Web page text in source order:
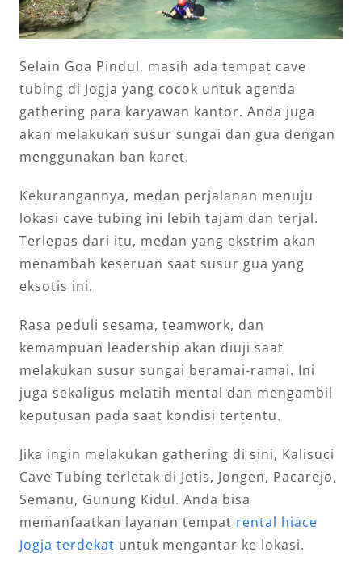
Selain Goa Pindul, masih ada tempat cave
tubing di Jogja yang cocok untuk agenda
gathering para karyawan kantor. Anda juga
akan melakukan susur sungai dan gua dengan
menggunakan ban karet.
Kekurangannya, medan perjalanan menuju
lokasi cave tubing ini lebih tajam dan terjal.
Terlepas dari itu, medan yang ekstrim akan
menambah keseruan saat susur gua yang
eksotis ini.
Rasa peduli sesama, teamwork, dan
kemampuan leadership akan diuji saat
melakukan susur sungai beramai-ramai. Ini
juga sekaligus melatih mental dan mengambil
keputusan pada saat kondisi tertentu.
Jika ingin melakukan gathering di sini, Kalisuci
Cave Tubing terletak di Jetis, Jongen, Pacarejo,
Semanu, Gunung Kidul. Anda bisa
memanfaatkan layanan tempat rental hiace
Jogja terdekat untuk mengantar ke lokasi.